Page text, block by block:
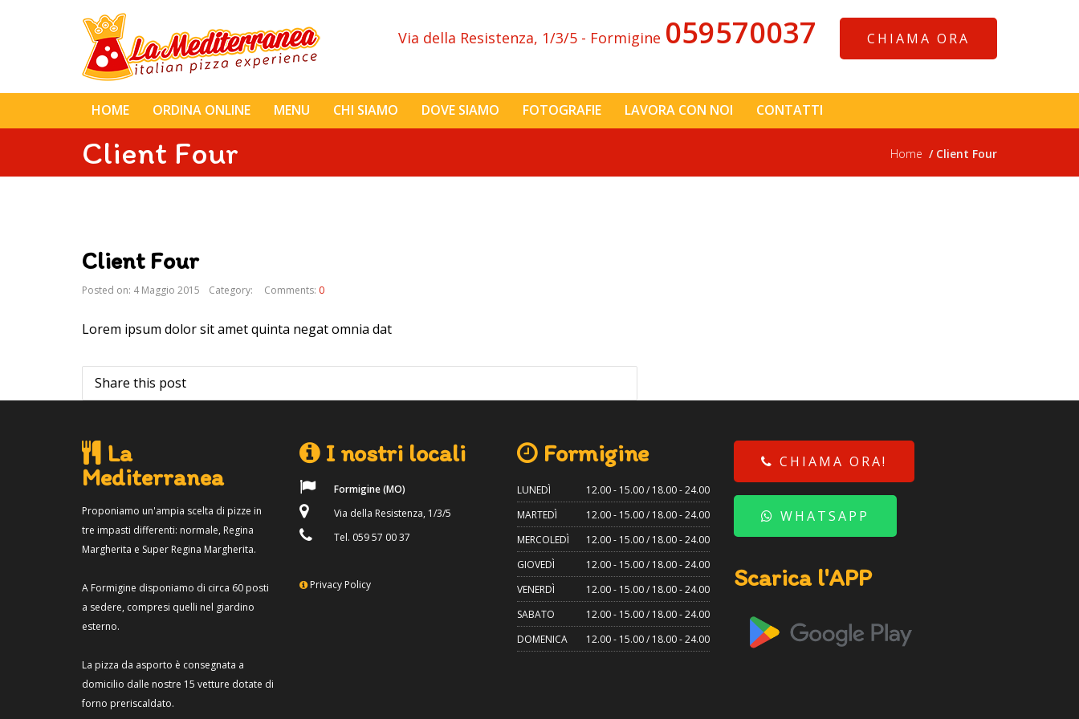
Via della Resistenza, 1/3/5 - Formigine 059570037 CHIAMA ORA
HOME ORDINA ONLINE MENU CHI SIAMO DOVE SIAMO FOTOGRAFIE LAVORA CON NOI CONTATTI
Client Four Home Client Four
Client Four
Posted on: 4 Maggio 2015 Category: Comments: 0
Lorem ipsum dolor sit amet quinta negat omnia dat
Share this post
La
Mediterranea
Proponiamo un'ampia scelta di pizze in
tre impasti differenti: normale, Regina
Margherita e Super Regina Margherita.
A Formigine disponiamo di circa 60 posti
a sedere, compresi quelli nel giardino
esterno.
La pizza da asporto è consegnata a
domicilio dalle nostre 15 vetture dotate di
forno preriscaldato.
I nostri locali
Formigine (MO)
Via della Resistenza, 1/3/5
Tel. 059 57 00 37
Privacy Policy
Formigine
LUNEDÌ
12.00 - 15.00 / 18.00 - 24.00
MARTEDÌ
12.00 - 15.00 / 18.00 - 24.00
MERCOLEDÌ
12.00 - 15.00 / 18.00 - 24.00
GIOVEDÌ
12.00 - 15.00 / 18.00 - 24.00
VENERDÌ
12.00 - 15.00 / 18.00 - 24.00
SABATO
12.00 - 15.00 / 18.00 - 24.00
DOMENICA
12.00 - 15.00 / 18.00 - 24.00
CHIAMA ORA!
WHATSAPP
Scarica l'APP